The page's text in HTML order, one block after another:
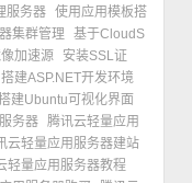
服务器 使用应用模板搭
集群管理
基于CloudS
加速源
安装SSL证
搭建ASP.NET开发环境
建Ubuntu可视化界面
务器 腾讯云轻量应用
云轻量应用服务器建站
轻量应用服务器教程